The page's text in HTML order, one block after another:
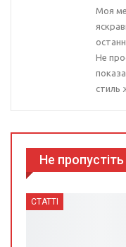
Моя
Не
стиль
Не пропустіть
СТАТТІ